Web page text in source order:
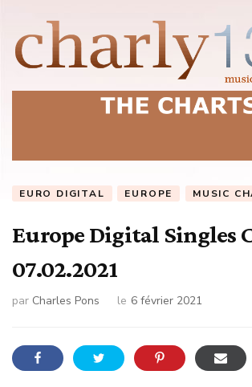
EURO DIGITAL EUROPE MUSIC
Europe Digital Singles
07.02.2021
par Charles Pons le 6 février 2021